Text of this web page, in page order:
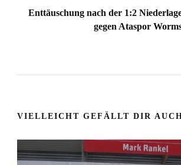
Enttäuschung nach der 1:2
gegen Ataspor
VIELLEICHT GEFÄLLT DIR